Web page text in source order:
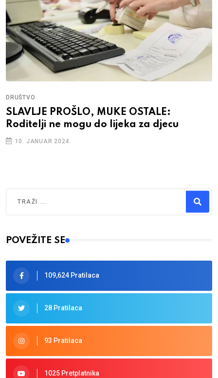
DRUŠTVO
SLAVLJE PROŠLO, MUKE OSTALE:
Roditelji ne mogu do lijeka za djecu
10. JANUAR 2024.
Type 2 or more characters for results.
POVEŽITE SE
109,624 Pratilaca
28 Pratilaca
93 Pratilaca
1025 Pretplatnika